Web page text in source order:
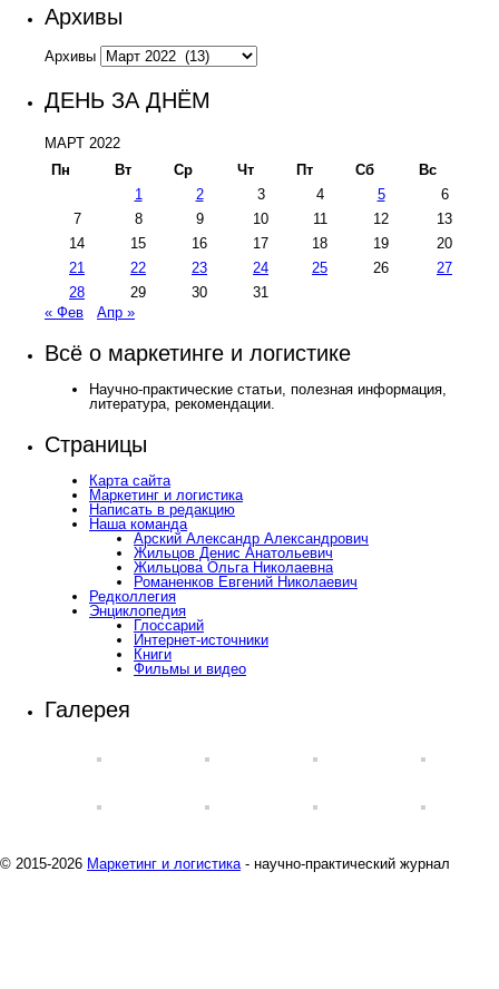
Архивы
Архивы
ДЕНЬ ЗА ДНЁМ
МАРТ 2022
Пн
Вт Ср Чт Пт Сб
Вс
1
2 3 4 5
6
7
8 9 10 11 12
13
14
15 16 17 18 19
20
21
22 23 24 25 26
27
28
29 30
31
« Фев
Апр »
Всё о маркетинге и логистике
Научно-практические статьи, полезная информация,
литература, рекомендации.
Страницы
Карта сайта
Маркетинг и логистика
Написать в редакцию
Наша команда
Арский Александр Александрович
Жильцов Денис Анатольевич
Жильцова Ольга Николаевна
Романенков Евгений Николаевич
Редколлегия
Энциклопедия
Глоссарий
Интернет-источники
Книги
Фильмы и видео
Галерея
© 2015-2026 Маркетинг и логистика- научно-практический журнал